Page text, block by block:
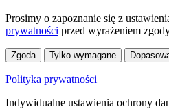
Prosimy o zapoznanie się z
prywatności przed wyrażeniem
Zgoda Tylko wymagane
Polityka prywatności
Indywidualne ustawienia ochrony